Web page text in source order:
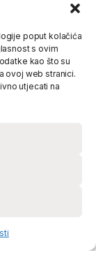
poput kolačića
s ovim
kao što su
ovoj web stranici.
utjecati na